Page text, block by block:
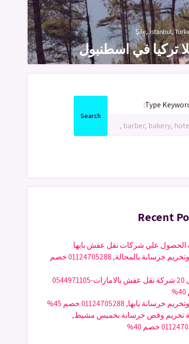
Şile, İstanbul,
تركيا في اسطنبول
Search
Search
Recent
الحصول علي شركات نقل عفش بابها
قص وتخريم خرسانة بالمحالة, 01124705288 خصم
افضل 20 شركة نقل عفش بالامارات-0544971105
خرسانة بابها, 01124705288 خصم 45%
تخريم وقص خرسانة بخميس مشيط,
خصم 40%